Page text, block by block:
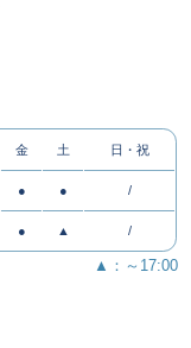
金 土 日・祝
● ● /
● ▲ /
▲：～17:00